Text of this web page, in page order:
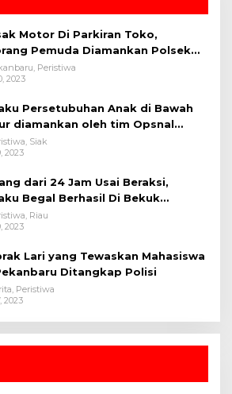
Motor Di Parkiran Toko,
Pemuda Diamankan Polsek
RayaPeristiwa
2023
Persetubuhan Anak di Bawah
diamankan oleh tim Opsnal
Tualang-Polres Siak-Polda Riau
Siak
2023
dari 24 Jam Usai Beraksi,
Begal Berhasil Di Bekuk
Polres Kuansing
Riau
2023
Lari yang Tewaskan Mahasiswa
Ditangkap Polisi
Peristiwa
2023